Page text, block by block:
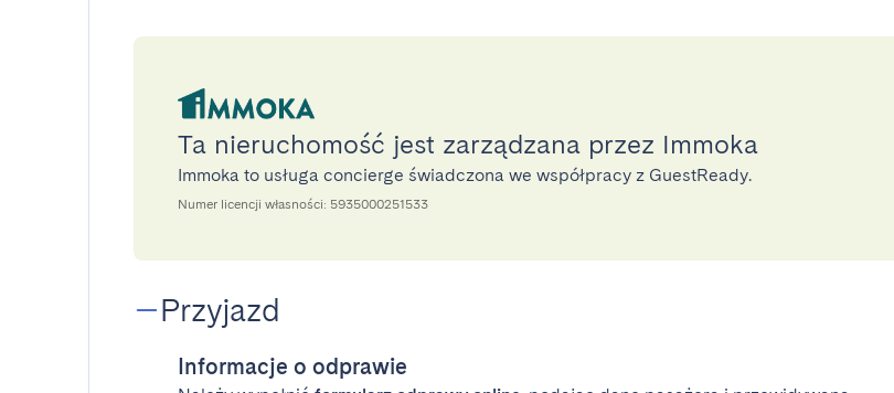
Ta nieruchomość jest zarządzana przez Immoka
Immoka to usługa concierge świadczona we współpracy z GuestReady.
Numer licencji własności: 5935000251533
Przyjazd
Informacje o odprawie